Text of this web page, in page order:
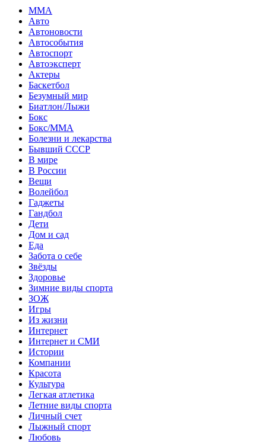
MMA
Авто
Автоновости
Автособытия
Автоспорт
Автоэксперт
Актеры
Баскетбол
Безумный мир
Биатлон/Лыжи
Бокс
Бокс/MMA
Болезни и лекарства
Бывший СССР
В мире
В России
Вещи
Волейбол
Гаджеты
Гандбол
Дети
Дом и сад
Еда
Забота о себе
Звёзды
Здоровье
Зимние виды спорта
ЗОЖ
Игры
Из жизни
Интернет
Интернет и СМИ
Истории
Компании
Красота
Культура
Легкая атлетика
Летние виды спорта
Личный счет
Лыжный спорт
Любовь